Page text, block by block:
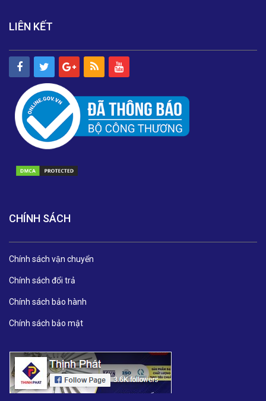
LIÊN KẾT
CHÍNH SÁCH
Chính sách vận chuyển
Chính sách đổi trả
Chính sách bảo hành
Chính sách bảo mật